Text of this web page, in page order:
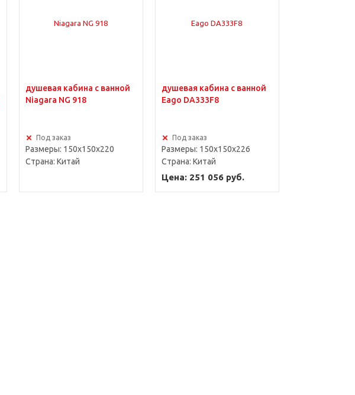
душевая кабина с ванной
Niagara NG 918
Под заказ
Размеры: 150x150x220
Страна: Китай
душевая кабина с ванной
Eago DA333F8
Под заказ
Размеры: 150x150x226
Страна: Китай
Цена: 251 056 руб.